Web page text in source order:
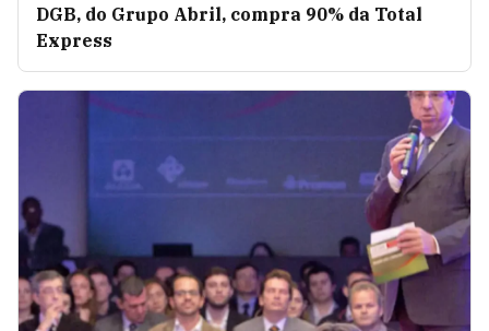
DGB, do Grupo Abril, compra 90% da Total
Express